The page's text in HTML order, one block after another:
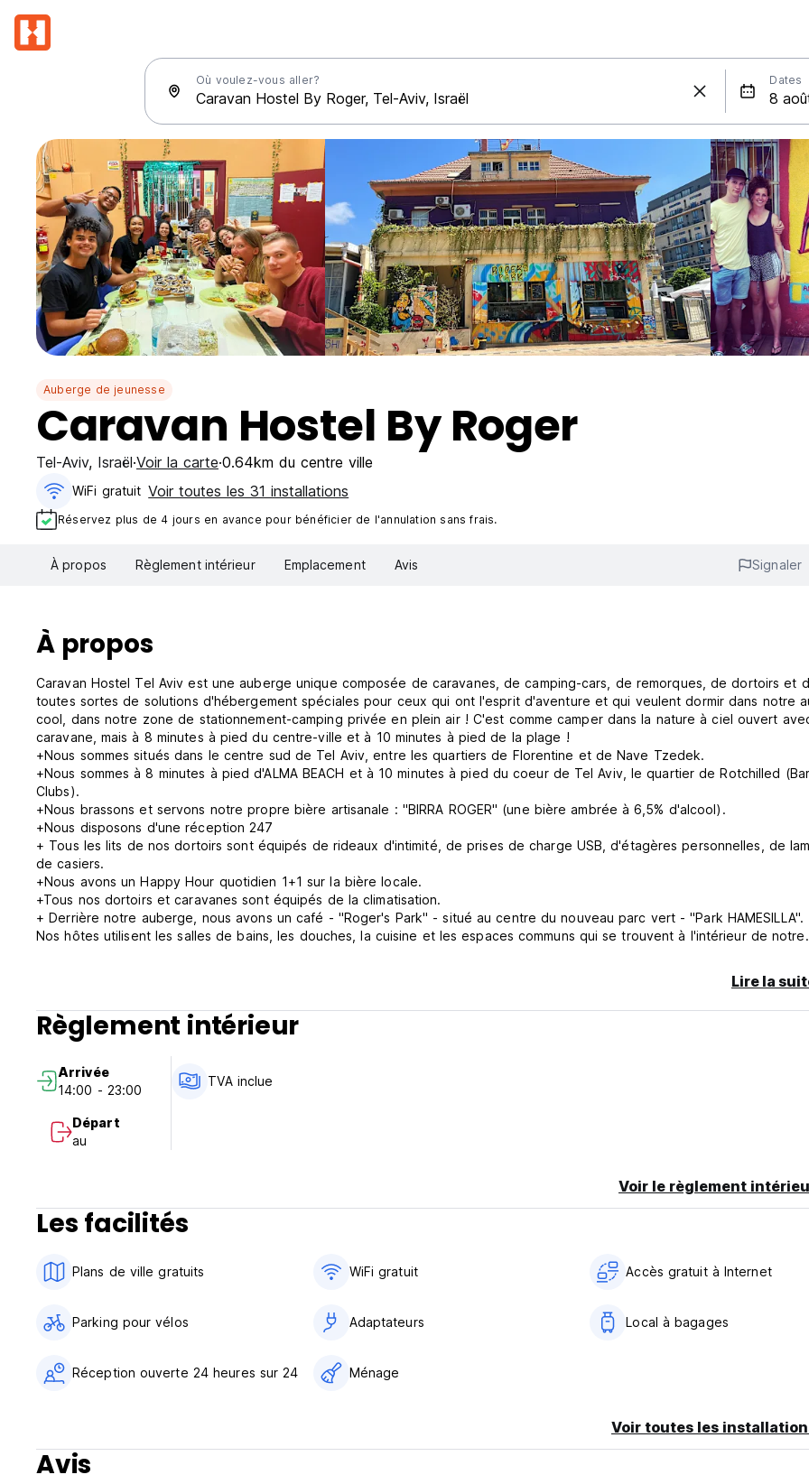
Où voulez-vous aller? Dates
Auberge de jeunesse
Caravan Hostel By Roger
Tel-Aviv, Israël Voir la carte 0.64km du centre ville
WiFi gratuit Voir toutes les 31 installations
Réservez plus de 4 jours en avance pour bénéficier de l'annulation sans frais.
À propos Règlement intérieur Emplacement Avis Signaler
À propos
Caravan Hostel Tel Aviv est une auberge unique composée de caravanes, de camping-cars, de remorques, de dortoirs et
toutes sortes de solutions d'hébergement spéciales pour ceux qui ont l'esprit d'aventure et qui veulent dormir dans notre
cool, dans notre zone de stationnement-camping privée en plein air ! C'est comme camper dans la nature à ciel ouvert
caravane, mais à 8 minutes à pied du centre-ville et à 10 minutes à pied de la plage !
+Nous sommes situés dans le centre sud de Tel Aviv, entre les quartiers de Florentine et de Nave Tzedek.
+Nous sommes à 8 minutes à pied d'ALMA BEACH et à 10 minutes à pied du coeur de Tel Aviv, le quartier de Rotchilled
Clubs).
+Nous brassons et servons notre propre bière artisanale : "BIRRA ROGER" (une bière ambrée à 6,5% d'alcool).
+Nous disposons d'une réception 247
+ Tous les lits de nos dortoirs sont équipés de rideaux d'intimité, de prises de charge USB, d'étagères personnelles, de
de casiers.
+Nous avons un Happy Hour quotidien 1+1 sur la bière locale.
+Tous nos dortoirs et caravanes sont équipés de la climatisation.
+ Derrière notre auberge, nous avons un café - "Roger's Park" - situé au centre du nouveau parc vert - "Park HAMESILLA".
Nos hôtes utilisent les salles de bains, les douches, la cuisine et les espaces communs qui se trouvent à l'intérieur de notre
l'extérieur. Si vous aimez les aventures et que vous voulez économiser quelques dollars pour un espace privé (ou un
votre place est chez nous et Cara- Fun !
Caravan Hostel Tel Aviv Politiques et conditions :
Politique d'annulation : 72h avant l'arrivée.
Départ avant 11h00.
Paiement à l'arrivée en espèces, par carte de crédit ou de débit.
Cette propriété peut effectuer une pré-autorisation de votre carte avant votre arrivée.
Généralités :
Taxes incluses (pour les non-ressortissants d'Israël uniquement - le prix est soumis à une taxe de 17 % pour tout client
*Chambres en dortoir : 18 - 45 ans seulement.
*Caravanes privées : 18-120 ans.
La durée maximale du séjour est de 14 jours. (Auto-translated from original language)
Lire la
Règlement intérieur
Arrivée
14:00 - 23:00
Départ
au
TVA inclue
Voir le règlement
Les facilités
Plans de ville gratuits WiFi gratuit Accès gratuit à Internet
Parking pour vélos Adaptateurs Local à bagages
Réception ouverte 24 heures sur 24 Ménage
Voir toutes les
Avis